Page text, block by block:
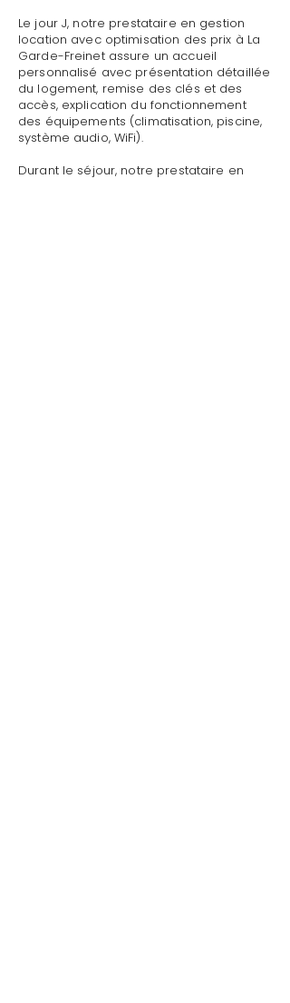
Le jour J, notre prestataire en gestion
location avec optimisation des prix à La
Garde-Freinet assure un accueil
personnalisé avec présentation détaillée
du logement, remise des clés et des
accès, explication du fonctionnement
des équipements (climatisation, piscine,
système audio, WiFi).
Durant le séjour, notre prestataire en